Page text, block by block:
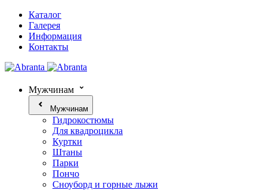
Каталог
Галерея
Информация
Контакты
Мужчинам
Мужчинам
Гидрокостюмы
Для квадроцикла
Куртки
Штаны
Парки
Пончо
Сноуборд и горные лыжи